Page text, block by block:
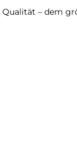
Qualität – dem
wie 8 Pro